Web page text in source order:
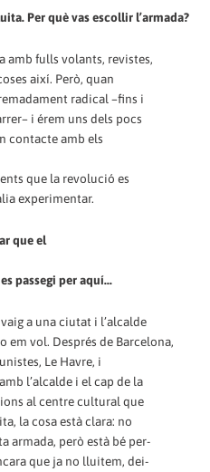
Per què vas escollir l’armada?
amb fulls volants, revistes,
així. Però, quan
radical –fins i
i érem uns dels pocs
contacte amb els
que la revolució es
experimentar.
que el
passegi per aquí...
a una ciutat i l’alcalde
vol. Després de Barcelona,
Le Havre, i
l’alcalde i el cap de la
al centre cultural que
la cosa està clara: no
armada, però està bé per-
que ja no lluitem, dei-